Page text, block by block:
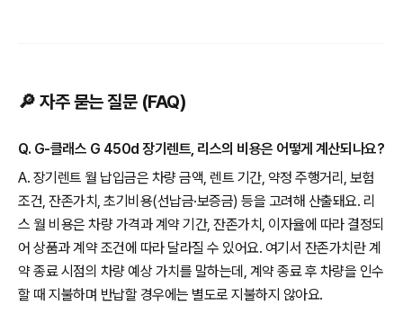
🔎 자주 묻는 질문 (FAQ)
Q. G-클래스 G 450d 장기렌트, 리스의 비용은 어떻게 계산되나요?
A. 장기렌트 월 납입금은 차량 금액, 렌트 기간, 약정 주행거리, 보험
조건, 잔존가치, 초기비용(선납금·보증금) 등을 고려해 산출돼요. 리
스 월 비용은 차량 가격과 계약 기간, 잔존가치, 이자율에 따라 결정되
어 상품과 계약 조건에 따라 달라질 수 있어요. 여기서 잔존가치란 계
약 종료 시점의 차량 예상 가치를 말하는데, 계약 종료 후 차량을 인수
할 때 지불하며 반납할 경우에는 별도로 지불하지 않아요.